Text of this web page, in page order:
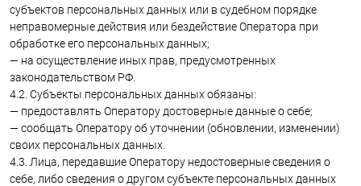
субъектов персональных данных или в судебном порядке
неправомерные действия или бездействие Оператора при
обработке его персональных данных;
— на осуществление иных прав, предусмотренных
законодательством РФ.
4.2. Субъекты персональных данных обязаны:
— предоставлять Оператору достоверные данные о себе;
— сообщать Оператору об уточнении (обновлении, изменении)
своих персональных данных.
4.3. Лица, передавшие Оператору недостоверные сведения о
себе, либо сведения о другом субъекте персональных данных